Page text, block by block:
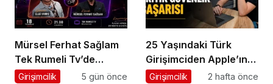
Mürsel Ferhat Sağlam
Tek Rumeli Tv’de
Marka Atölyesi
Girişimcilik 5 gün önce
25 Yaşındaki Türk
Girişimciden Apple’ın
Ardından Ubisoft
Girişimcilik 2 hafta önce